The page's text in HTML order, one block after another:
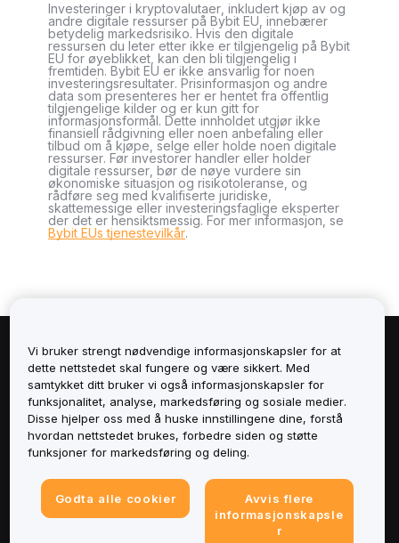
Investeringer i kryptovalutaer, inkludert kjøp av og
andre digitale ressurser på Bybit EU, innebærer
betydelig markedsrisiko. Hvis den digitale
ressursen du leter etter ikke er tilgjengelig på Bybit
EU for øyeblikket, kan den bli tilgjengelig i
fremtiden. Bybit EU er ikke ansvarlig for noen
investeringsresultater. Prisinformasjon og andre
data som presenteres her er hentet fra offentlig
tilgjengelige kilder og er kun gitt for
informasjonsformål. Dette innholdet utgjør ikke
finansiell rådgivning eller noen anbefaling eller
tilbud om å kjøpe, selge eller holde noen digitale
ressurser. Før investorer handler eller holder
digitale ressurser, bør de nøye vurdere sin
økonomiske situasjon og risikotoleranse, og
rådføre seg med kvalifiserte juridiske,
skattemessige eller investeringsfaglige eksperter
der det er hensiktsmessig. For mer informasjon, se
Bybit EUs tjenestevilkår.
Om
Tjenester
Støtte
Produkter
Vi bruker strengt nødvendige informasjonskapsler for at
dette nettstedet skal fungere og være sikkert. Med
samtykket ditt bruker vi også informasjonskapsler for
funksjonalitet, analyse, markedsføring og sosiale medier.
Disse hjelper oss med å huske innstillingene dine, forstå
hvordan nettstedet brukes, forbedre siden og støtte
funksjoner for markedsføring og deling.
Godta alle cookier
Avvis flere
informasjonskapsle
r